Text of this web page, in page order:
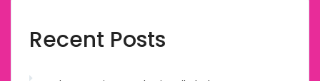
Recent Posts